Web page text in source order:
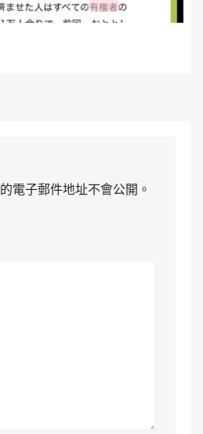
電子郵件地址不會公開。